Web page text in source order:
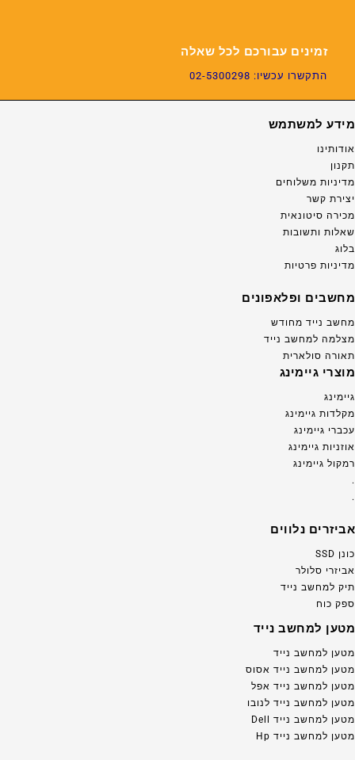
זמינים עבורכם לכל שאלה
התקשרו עכשיו: 02-5300298
מידע למשתמש
אודותינו
תקנון
מדיניות משלוחים
יצירת קשר
מכירה סיטונאית
שאלות ותשובות
בלוג
מדיניות פרטיות
מחשבים ופלאפונים
מחשב נייד מחודש
מצלמה למחשב נייד
תאורה סולארית
מוצרי גיימינג
גיימינג
מקלדות גיימינג
עכברי גיימינג
אוזניות גיימינג
רמקול גיימינג
.
.
אביזרים נלווים
כונן SSD
אביזרי סלולר
תיק למחשב נייד
ספק כוח
מטען למחשב נייד
מטען למחשב נייד
מטען למחשב נייד אסוס
מטען למחשב נייד אפל
מטען למחשב נייד לנובו
מטען למחשב נייד Dell
מטען למחשב נייד Hp